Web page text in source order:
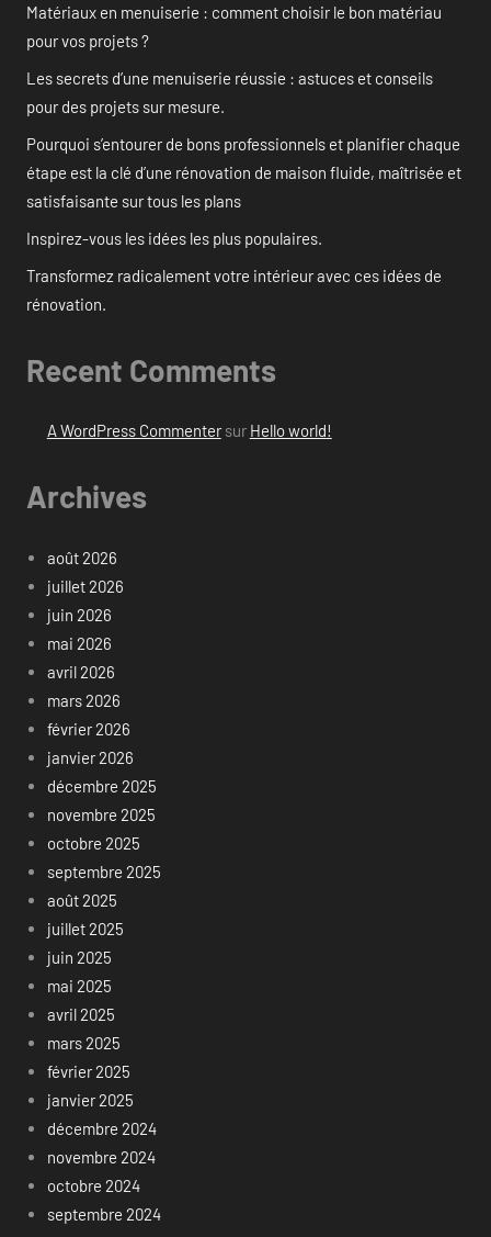
Matériaux en menuiserie : comment choisir le bon matériau
pour vos projets ?
Les secrets d’une menuiserie réussie : astuces et conseils
pour des projets sur mesure.
Pourquoi s’entourer de bons professionnels et planifier chaque
étape est la clé d’une rénovation de maison fluide, maîtrisée et
satisfaisante sur tous les plans
Inspirez-vous les idées les plus populaires.
Transformez radicalement votre intérieur avec ces idées de
rénovation.
Recent Comments
A WordPress Commentersur Hello world!
Archives
août 2026
juillet 2026
juin 2026
mai 2026
avril 2026
mars 2026
février 2026
janvier 2026
décembre 2025
novembre 2025
octobre 2025
septembre 2025
août 2025
juillet 2025
juin 2025
mai 2025
avril 2025
mars 2025
février 2025
janvier 2025
décembre 2024
novembre 2024
octobre 2024
septembre 2024